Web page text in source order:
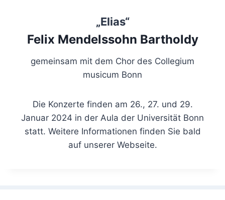
„Elias“
Felix Mendelssohn Bartholdy
gemeinsam mit dem Chor des Collegium
musicum Bonn
Die Konzerte finden am 26., 27. und 29.
Januar 2024 in der Aula der Universität Bonn
statt. Weitere Informationen finden Sie bald
auf unserer Webseite.